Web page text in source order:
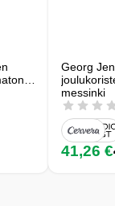
Georg
messinki
41,26 €